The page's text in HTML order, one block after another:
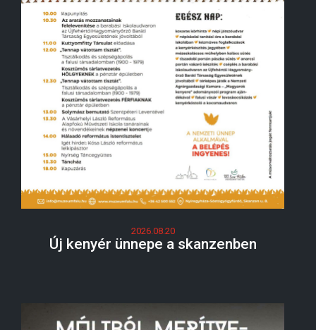
2026.08.20
Új kenyér ünnepe a skanzenben